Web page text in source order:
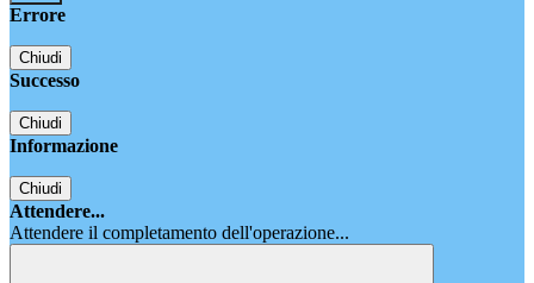
Errore
Chiudi
Successo
Chiudi
Informazione
Chiudi
Attendere...
Attendere il completamento dell'operazione...